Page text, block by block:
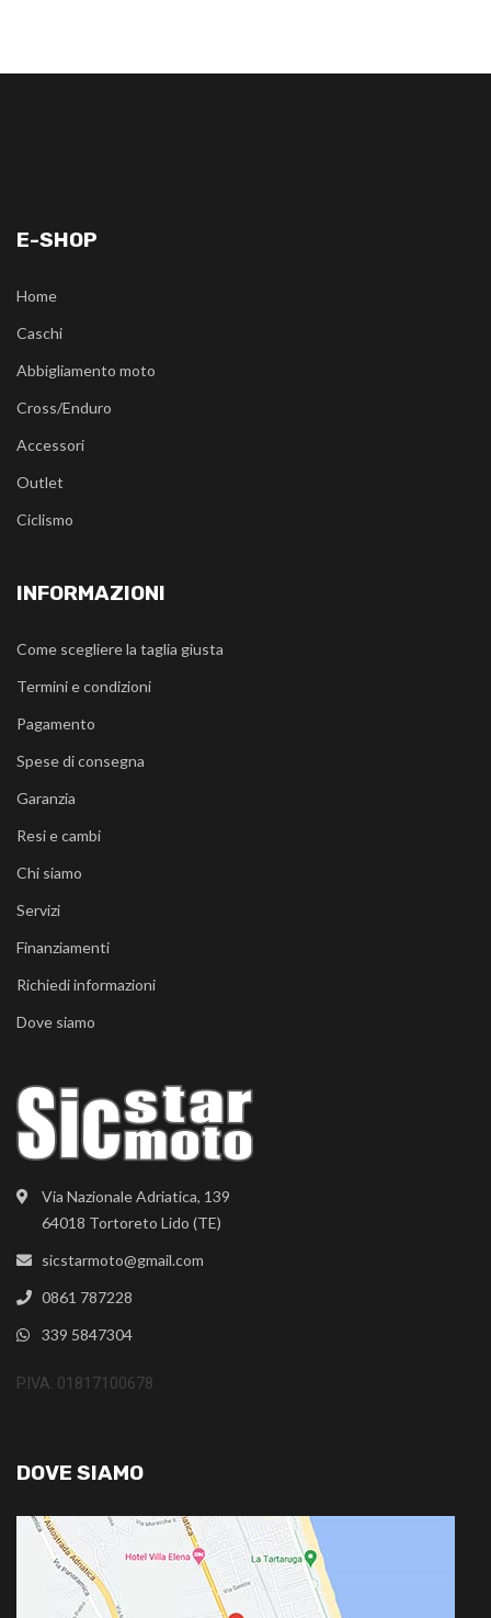
Via Nazionale Adriatica, 139
64018 Tortoreto Lido (TE)
sicstarmoto@gmail.com
0861 787228
339 5847304
P.IVA: 01817100678
E-SHOP
Home
Caschi
Abbigliamento moto
Cross/Enduro
Accessori
Outlet
Ciclismo
INFORMAZIONI
Come scegliere la taglia giusta
Termini e condizioni
Pagamento
Spese di consegna
Garanzia
Resi e cambi
Chi siamo
Servizi
Finanziamenti
Richiedi informazioni
Dove siamo
DOVE SIAMO